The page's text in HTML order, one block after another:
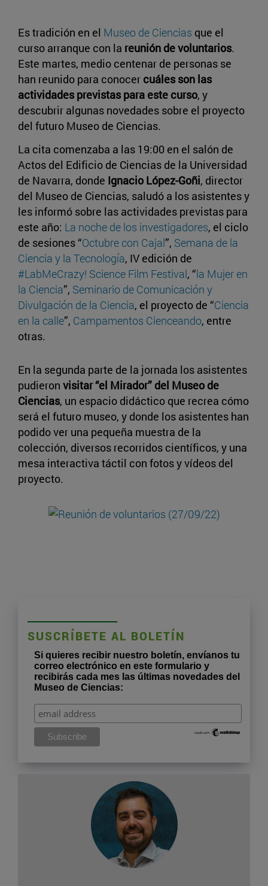
Es tradición en el Museo de Ciencias que el
curso arranque con la reunión de voluntarios.
Este martes, medio centenar de personas se
han reunido para conocer cuáles son las
actividades previstas para este curso, y
descubrir algunas novedades sobre el proyecto
del futuro Museo de Ciencias.
La cita comenzaba a las 19:00 en el salón de
Actos del Edificio de Ciencias de la Universidad
de Navarra, donde Ignacio López-Goñi, director
del Museo de Ciencias, saludó a los asistentes y
les informó sobre las actividades previstas para
este año: La noche de los investigadores, el ciclo
de sesiones “Octubre con Cajal”, Semana de la
Ciencia y la Tecnología, IV edición de
#LabMeCrazy! Science Film Festival, “la Mujer en
la Ciencia”, Seminario de Comunicación y
Divulgación de la Ciencia, el proyecto de “Ciencia
en la calle”, Campamentos Cienceando, entre
otras.
En la segunda parte de la jornada los asistentes
pudieron visitar “el Mirador” del Museo de
Ciencias, un espacio didáctico que recrea cómo
será el futuro museo, y donde los asistentes han
podido ver una pequeña muestra de la
colección, diversos recorridos científicos, y una
mesa interactiva táctil con fotos y vídeos del
proyecto.
SUSCRÍBETE AL BOLETÍN
Si quieres recibir nuestro boletín, envíanos tu
correo electrónico en este formulario y
recibirás cada mes las últimas novedades del
Museo de Ciencias: